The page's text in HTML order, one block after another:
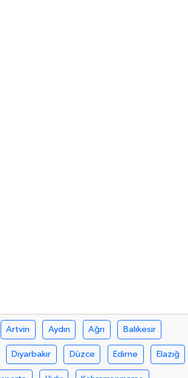
Artvin Aydın Ağrı Balıkesir
Diyarbakır Düzce Edirne Elazığ